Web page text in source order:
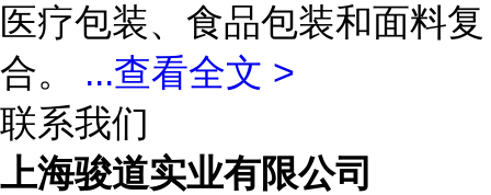
医疗包装、食品包装和面料复
合。 ...查看全文 >
联系我们
上海骏道实业有限公司